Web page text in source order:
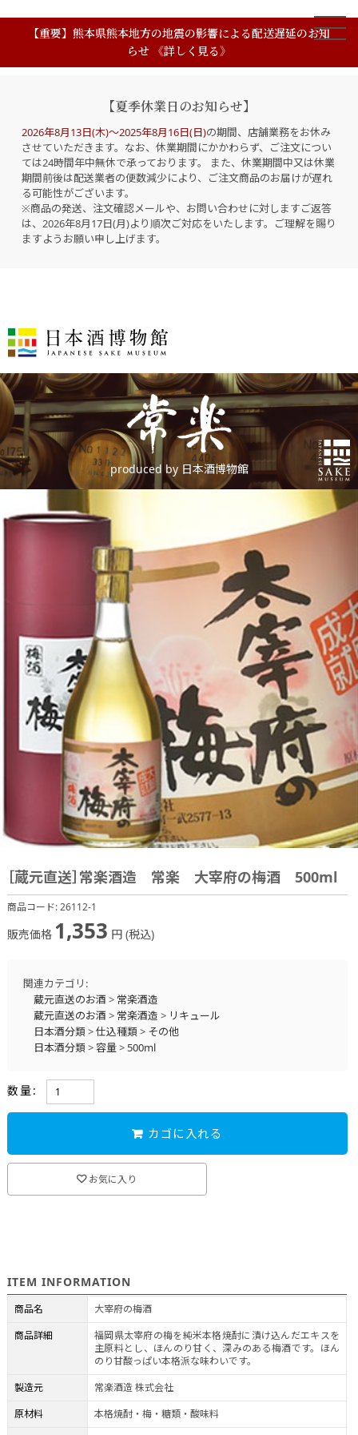
【重要】熊本県熊本地方の地震の影響による配送遅延のお知
らせ 《詳しく見る》
【夏季休業日のお知らせ】
2026年8月13日(木)～2025年8月16日(日)の期間、店舗業務をお休み
させていただきます。なお、休業期間にかかわらず、ご注文につい
ては24時間年中無休で承っております。 また、休業期間中又は休業
期間前後は配送業者の便数減少により、ご注文商品のお届けが遅れ
る可能性がございます。
※商品の発送、注文確認メールや、お問い合わせに対しますご返答
は、2026年8月17日(月)より順次ご対応をいたします。ご理解を賜り
ますようお願い申し上げます。
produced by 日本酒博物館
［蔵元直送］常楽酒造 常楽 大宰府の梅酒 500ml
商品コード:26112-1
販売価格 1,353 円 (税込)
関連カテゴリ:
蔵元直送のお酒 > 常楽酒造
蔵元直送のお酒 > 常楽酒造 > リキュール
日本酒分類>仕込種類> その他
日本酒分類>容量> 500ml
おすすめ情報
蔵元直送のお酒
数量:
カゴに入れる
お気に入り
ITEM INFORMATION
商品名
大宰府の梅酒
商品詳細
福岡県太宰府の梅を純米本格焼酎に漬け込んだエキスを
主原料とし、ほんのり甘く、深みのある梅酒です。ほん
のり甘酸っぱい本格派な味わいです。
製造元
常楽酒造 株式会社
原材料
本格焼酎・梅・糖類・酸味料